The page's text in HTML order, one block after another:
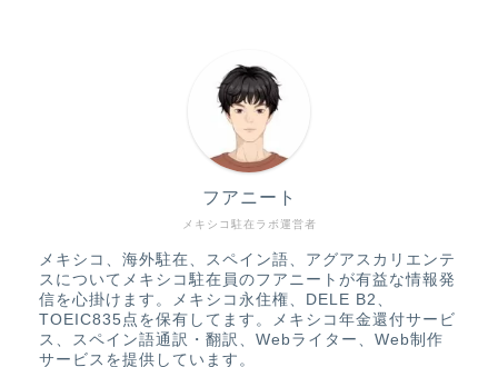
メキシコ駐在ラボ運営者
フアニート
メキシコ、海外駐在、スペイン語、アグアスカリエンテ
スについてメキシコ駐在員のフアニートが有益な情報発
信を心掛けます。メキシコ永住権、DELE B2、
TOEIC835点を保有してます。メキシコ年金還付サービ
ス、スペイン語通訳・翻訳、Webライター、Web制作
サービスを提供しています。